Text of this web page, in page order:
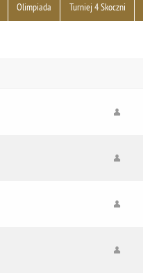
Olimpiada Turniej 4 Skoczni